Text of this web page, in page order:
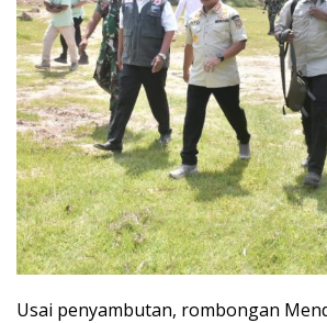
Usai penyambutan, rombongan